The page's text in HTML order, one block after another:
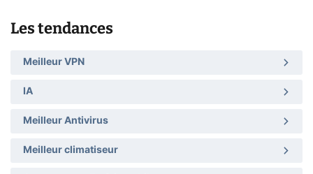
Les tendances
Meilleur VPN
IA
Meilleur Antivirus
Meilleur climatiseur